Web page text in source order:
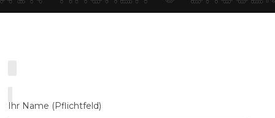
Ihr Name (Pflichtfeld)